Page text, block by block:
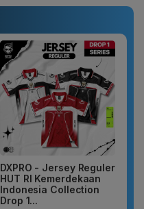
DXPRO - Jersey Reguler
HUT RI Kemerdekaan
Indonesia Collection
Drop 1...